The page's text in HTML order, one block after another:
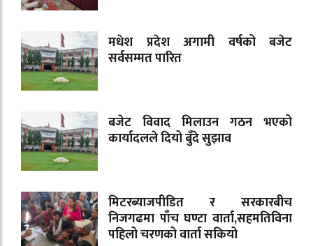
मधेश प्रदेश अगामी वर्षको बजेट
सर्वसम्मत पारित
बजेट विवाद मिलाउन गठन भएको
कार्यादलले दियो बुँदे सुझाव
मिटरब्याजपीडित र सरकारबीच
निजगढमा पाँच घण्टा वार्ता,सहमतिविना
पहिलो चरणको वार्ता सकियो